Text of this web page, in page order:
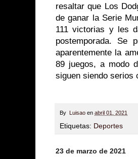
resaltar que Los
de ganar la Serie
111 victorias y les
postemporada. Se
aparentemente la
89 juegos, a modo
siguen siendo serios
By Luisao en abril 01, 2021
Etiquetas: Deportes
23 de marzo de 2021